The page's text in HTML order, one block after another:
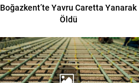
Boğazkent’te Yavru Caretta Yanarak
Öldü